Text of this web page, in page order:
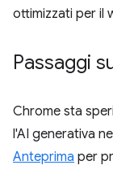
ottimizzati per il
Passaggi
Chrome sta
l'AI generativa
Anteprima per